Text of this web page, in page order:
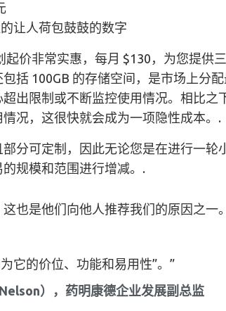
让人荷包鼓鼓的数字
起价非常实惠，每月 $130，为您提供
括 100GB 的存储空间，是市场上分
出限制或不断监控使用情况。相比之
况，这很快就会成为一项隐性成本。.
分可定制，因此无论您是在进行一轮
规模和范围进行增减。.
也是他们向他人推荐我们的原因之一
它的价位、功能和易用性”。”
），药明康德企业发展副总监